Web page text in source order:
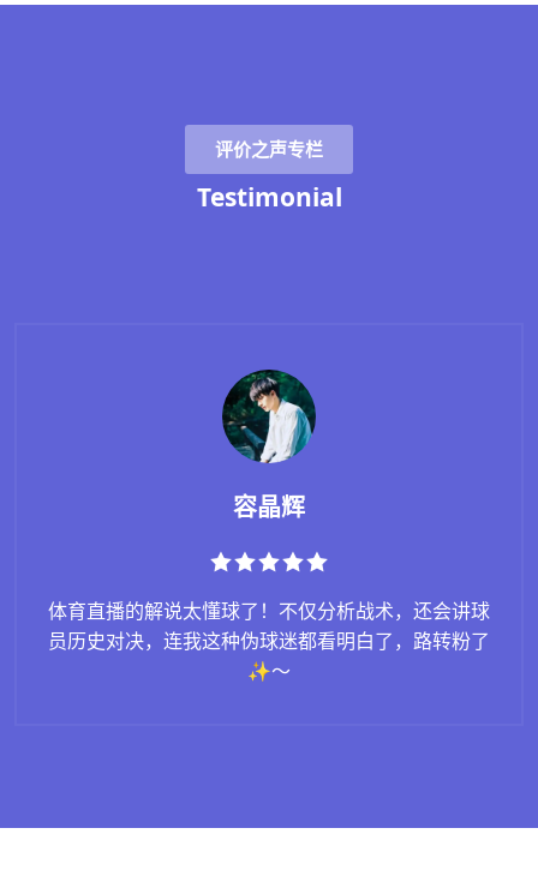
评价之声专栏
Testimonial
，还会讲球
，路转粉了
买了件心仪球队的周边卫衣，质量超
软厚实，印花也超清晰，穿上秒变